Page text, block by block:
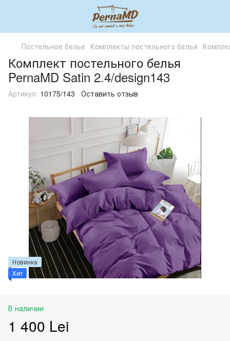
Постельное белье Комплекты постельного белья
Комплект постельного белья
PernaMD Satin 2.4/design143
Артикул: 10175/143 Оставить отзыв
Новинка
Хит
В наличии
1 400 Lei